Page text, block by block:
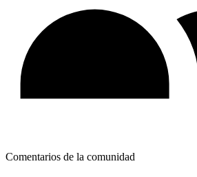
Comentarios de la comunidad